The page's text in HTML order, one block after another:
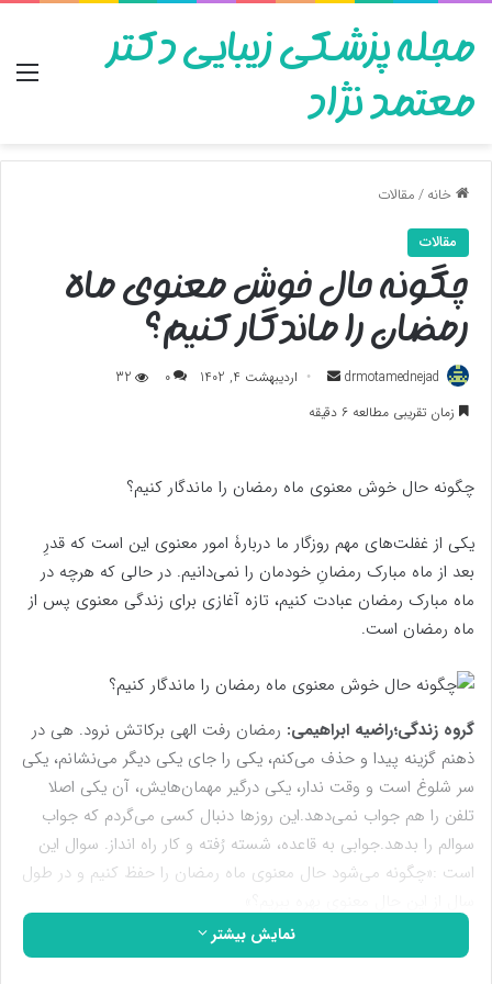
مجله پزشکی زیبایی دکتر
معتمد نژاد
خانه/مقالات
مقالات
چگونه حال خوش معنوی ماه
رمضان را ماندگار کنیم؟
drmotamednejad
ارسال
به
اردیبهشت 4, 1402 0
32
زمان تقریبی مطالعه 6 دقیقه
چگونه حال خوش معنوی ماه رمضان را ماندگار کنیم؟
یکی از غفلت‌های مهم روزگار ما دربارۀ امور معنوی این است که قدرِ
بعد از ماه مبارک رمضانِ خودمان را نمی‌دانیم. در حالی که هرچه در
ماه مبارک رمضان عبادت کنیم، تازه آغازی برای زندگی معنوی پس از
ماه رمضان است.
گروه زندگی؛راضیه ابراهیمی: رمضان رفت الهی برکاتش نرود. هی در
ذهنم گزینه پیدا و حذف می‌کنم، یکی را جای یکی دیگر می‌نشانم، یکی
سر شلوغ است و وقت ندار، یکی درگیر مهمان‌هایش، آن یکی اصلا
تلفن را هم جواب نمی‌دهد.این روزها دنبال کسی می‌گردم که جواب
سوالم را بدهد.جوابی به قاعده، شسته رُفته و کار راه انداز. سوال این
است :«چگونه می‌شود حال معنوی ماه رمضان را حفظ کنیم و در طول
سوال وقتی قوت بیشتری پیدا کرد که حاج آقا پناهیان در یکی از
سخنرانی‌هایش می گوید:«یکی از غفلت‌های مهم روزگار ما دربارۀ امور
نمایش بیشتر